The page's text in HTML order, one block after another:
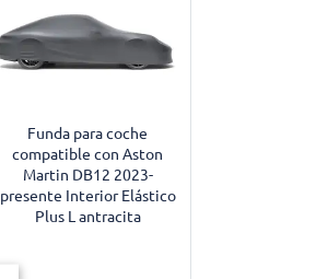
Funda para coche
compatible con Aston
Martin DB12 2023-
presente Interior Elástico
Plus L antracita